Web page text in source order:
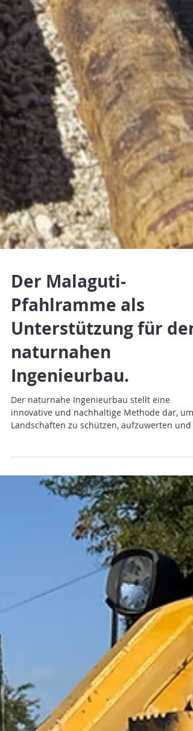
Der Malaguti-
Pfahlramme als
Unterstützung für den
naturnahen
Ingenieurbau.
Der naturnahe Ingenieurbau stellt eine
innovative und nachhaltige Methode dar, um
Landschaften zu schützen, aufzuwerten und
häufiger Anwendung findet. Diese Art von
Arbeiten bringt zahlreiche Vorteile mit sich,
etwa eine geringere Umweltbelastung und
Bauwerken auf lange Sicht. Heute gilt der
naturnahe Ingenieurbau als eine der
wirksamsten und nachhaltigsten Antworten auf